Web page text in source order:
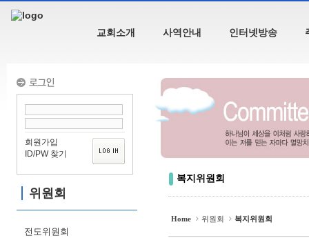
교회소개 사역안내 인터넷방송
회원가입
ID/PW 찾기
위원회
전도위원회
복지위원회
Home 위원회 복지위원회
Sketchbook5, 스케치북5
Sketchbook5, 스케치북5